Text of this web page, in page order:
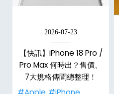
2026-07-23
【快訊】iPhone 18 Pro /
Pro Max 何時出？售價、
7大規格傳聞總整理！